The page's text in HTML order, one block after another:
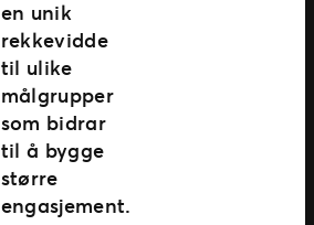
en unik
rekkevidde
til ulike
målgrupper
som bidrar
til å bygge
større
engasjement.